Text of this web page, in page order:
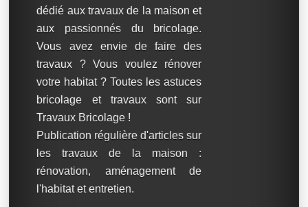
dédié aux travaux de la maison et
aux passionnés du bricolage.
Vous avez envie de faire des
travaux ? Vous voulez rénover
votre habitat ? Toutes les astuces
bricolage et travaux sont sur
Travaux Bricolage !
Publication régulière d'articles sur
les travaux de la maison :
rénovation, aménagement de
l'habitat et entretien.